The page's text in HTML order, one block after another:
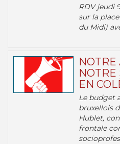
RDV jeudi
sur la
du Midi)
NOTRE
NOTRE
EN
Le budget
bruxellois
Hublet,
frontale